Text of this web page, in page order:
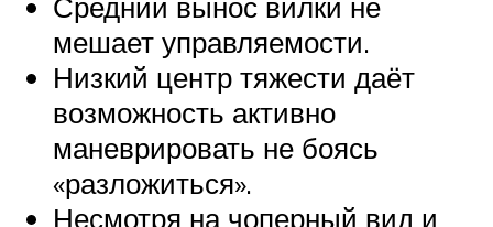
мешает управляемости.
Низкий центр тяжести даёт
возможность активно
маневрировать не боясь
«разложиться».
Несмотря на чоперный вид и